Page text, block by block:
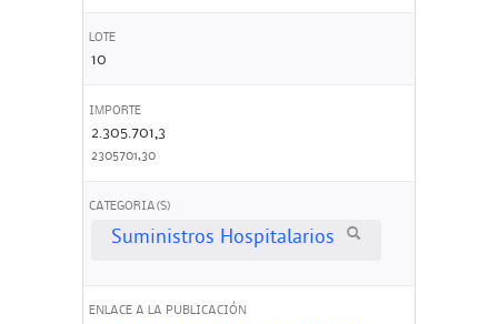
LOTE
10
IMPORTE
2.305.701,3
2305701,30
CATEGORIA(S)
Suministros Hospitalarios
ENLACE A LA PUBLICACIÓN